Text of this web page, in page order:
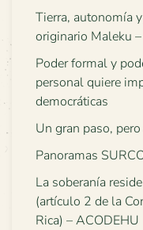
Tierra, autonomía
originario Maleku
Poder formal y
personal quiere
democráticas
Un gran paso,
Panoramas
La soberanía
(artículo 2 de la
Rica) – ACODEHU